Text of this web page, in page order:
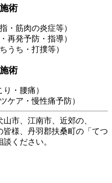
術
・筋肉の炎症等）
再発予防・指導）
うち・打撲等）
術
・腰痛）
ケア・慢性痛予防）
市、江南市、近郊の、
様、丹羽郡扶桑町の「てつ
ください。